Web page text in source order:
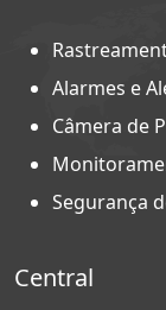
Alarmes e
Câmera de
Segurança
Central